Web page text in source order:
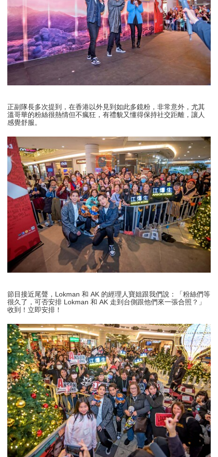
正副隊長多次提到，在香港以外見到如此多鏡粉，非常意外，尤其
溫哥華的粉絲很熱情但不瘋狂，有禮貌又懂得保持社交距離，讓人
感覺舒服。
節目接近尾聲，Lokman 和 AK 的經理人寶姐跟我們說：「粉絲們等
很久了，可否安排 Lokman 和 AK 走到台側跟他們來一張合照？」
收到！立即安排！